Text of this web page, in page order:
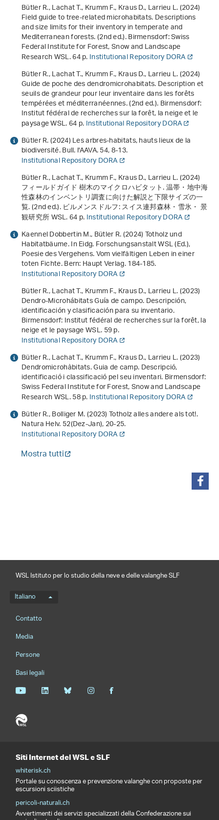
Bütler R., Lachat T., Krumm F., Kraus D., Larrieu L. (2024)
Field guide to tree-related microhabitats. Descriptions
and size limits for their inventory in temperate and
Mediterranean forests. (2nd ed.). Birmensdorf: Swiss
Federal Institute for Forest, Snow and Landscape
Research WSL. 64 p.Institutional Repository DORA
Bütler R., Lachat T., Krumm F., Kraus D., Larrieu L. (2024)
Guide de poche des dendromicrohabitats. Description et
seuils de grandeur pour leur inventaire dans les forêts
tempérées et méditerranéennes. (2nd ed.). Birmensdorf:
Institut fédéral de recherches sur la forêt, la neige et le
paysage WSL. 64 p.Institutional Repository DORA
Bütler R. (2024) Les arbres-habitats, hauts lieux de la
biodiversité. Bull. l'AAVA.54, 8-13.
Institutional Repository DORA
Bütler R., Lachat T., Krumm F., Kraus D., Larrieu L. (2024)
フィールドガイド 樹木のマイクロハビタット. 温帯・地中海
性森林のインベントリ調査に向けた解説と下限サイズの一
覧. (2nd ed.). ビルメンスドルフ: スイス連邦森林・雪氷・ 景
観研究所 WSL. 64 p.Institutional Repository DORA
Kaennel Dobbertin M., Bütler R. (2024) Totholz und
Habitatbäume. In Eidg. Forschungsanstalt WSL (Ed.),
Poesie des Vergehens. Vom vielfältigen Leben in einer
toten Fichte. Bern: Haupt Verlag. 184-185.
Institutional Repository DORA
Bütler R., Lachat T., Krumm F., Kraus D., Larrieu L. (2023)
Dendro-Microhábitats Guía de campo. Descripción,
identificación y clasificación para su inventario.
Birmensdorf: Institut fédéral de recherches sur la forêt, la
neige et le paysage WSL. 59 p.
Institutional Repository DORA
Bütler R., Lachat T., Krumm F., Kraus D., Larrieu L. (2023)
Dendromicrohàbitats. Guia de camp. Descripció,
identificació i classificació pel seu inventari. Birmensdorf:
Swiss Federal Institute for Forest, Snow and Landscape
Research WSL. 58 p.Institutional Repository DORA
Bütler R., Bolliger M. (2023) Totholz alles andere als tot!.
Natura Helv.52(Dez-Jan), 20-25.
Institutional Repository DORA
Mostra tutti
WSL Istituto per lo studio della neve e delle valanghe SLF
Menu della lingua
Italiano
Footernavigation
Contatto
Media
Persone
Basi legali
Siti Internet del WSL e SLF
whiterisk.ch
Portale su conoscenza e prevenzione valanghe con proposte per
escursioni sciistiche
pericoli-naturali.ch
Avvertimenti dei servizi specializzati della Confederazione sui